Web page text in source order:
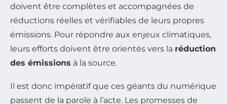
doivent être complètes et accompagnées de
réductions réelles et vérifiables de leurs propres
émissions. Pour répondre aux enjeux climatiques,
leurs efforts doivent être orientés vers la réduction
des émissions à la source.
Il est donc impératif que ces géants du numérique
passent de la parole à l’acte. Les promesses de